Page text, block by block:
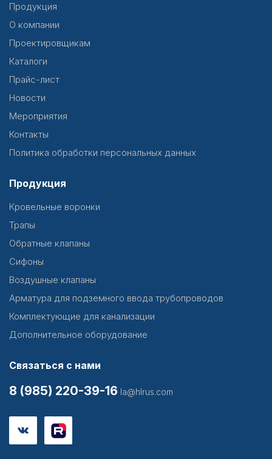
Продукция
О компании
Проектировщикам
Каталоги
Прайс-лист
Новости
Мероприятия
Контакты
Политика обработки персональных данных
Продукция
Кровельные воронки
Трапы
Обратные клапаны
Сифоны
Воздушные клапаны
Арматура для подземного ввода трубопроводов
Комплектующие для канализации
Дополнительное оборудование
Связаться с нами
8 (985) 220-39-16 la@hlrus.com